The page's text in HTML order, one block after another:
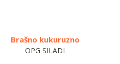
Brašno kukuruzno
OPG SILADI